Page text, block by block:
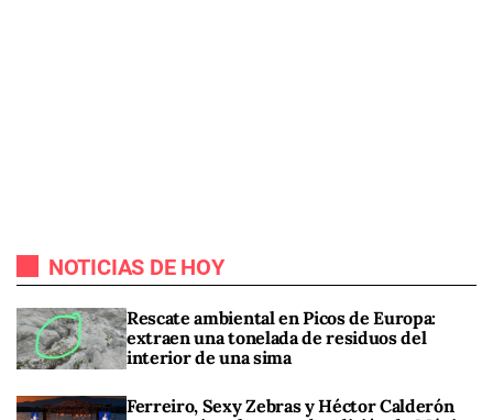
NOTICIAS DE HOY
Rescate ambiental en Picos de Europa:
extraen una tonelada de residuos del
interior de una sima
Ferreiro, Sexy Zebras y Héctor Calderón